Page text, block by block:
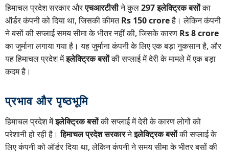
हिमाचल प्रदेश सरकार औरएचआरटीसीने कुल297 इलेक्ट्रिक बसोंका
ऑर्डर कंपनी को दिया था, जिसकी कीमतRs 150 croreहै। लेकिन कंपनी
ने बसों की सप्लाई समय सीमा के भीतर नहीं की, जिसके कारण Rs 8 crore
का जुर्माना लगाया गया है। यह जुर्माना कंपनी के लिए एक बड़ा नुकसान है, और
यह हिमाचल प्रदेश मेंइलेक्ट्रिक बसोंकी सप्लाई में देरी के मामले में एक बड़ा
कदम है।
प्रभाव और पृष्ठभूमि
हिमाचल प्रदेश मेंइलेक्ट्रिक बसोंकी सप्लाई में देरी के कारण लोगों को
परेशानी हो रही है।हिमाचल प्रदेश सरकारनेइलेक्ट्रिक बसोंकी सप्लाई के
लिए कंपनी को ऑर्डर दिया था, लेकिन कंपनी ने समय सीमा के भीतर बसों की